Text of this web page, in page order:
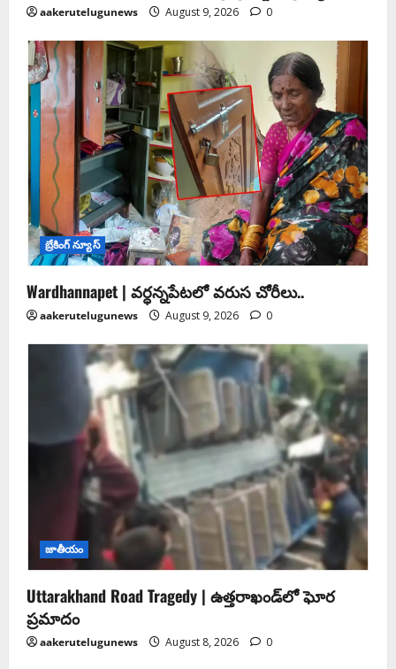
aakerutelugunews August 9, 2026 0
బ్రేకింగ్ న్యూస్
Wardhannapet | వర్ధన్నపేటలో వరుస చోరీలు..
aakerutelugunews August 9, 2026 0
జాతీయం
Uttarakhand Road Tragedy | ఉత్తరాఖండ్‌లో ఘోర
ప్రమాదం
aakerutelugunews August 8, 2026 0